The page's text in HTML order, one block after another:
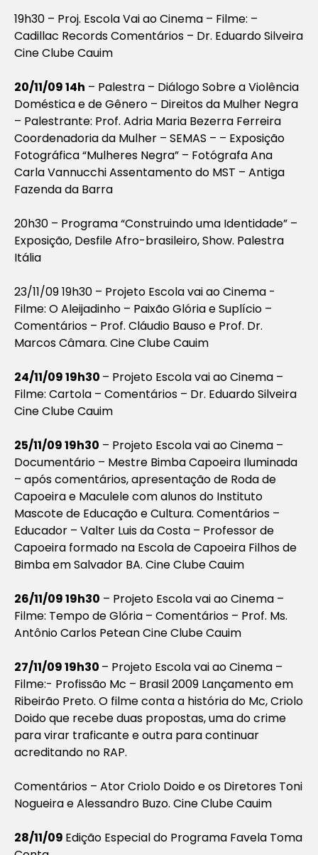
19h30 – Proj. Escola Vai ao Cinema – Filme: –
Cadillac Records Comentários – Dr. Eduardo Silveira
Cine Clube Cauim
20/11/09 14h – Palestra – Diálogo Sobre a Violência
Doméstica e de Gênero – Direitos da Mulher Negra
– Palestrante: Prof. Adria Maria Bezerra Ferreira
Coordenadoria da Mulher – SEMAS – – Exposição
Fotográfica “Mulheres Negra” – Fotógrafa Ana
Carla Vannucchi Assentamento do MST – Antiga
Fazenda da Barra
20h30 – Programa “Construindo uma Identidade” –
Exposição, Desfile Afro-brasileiro, Show. Palestra
Itália
23/11/09 19h30 – Projeto Escola vai ao Cinema -
Filme: O Aleijadinho – Paixão Glória e Suplício –
Comentários – Prof. Cláudio Bauso e Prof. Dr.
Marcos Câmara. Cine Clube Cauim
24/11/09 19h30 – Projeto Escola vai ao Cinema –
Filme: Cartola – Comentários – Dr. Eduardo Silveira
Cine Clube Cauim
25/11/09 19h30 – Projeto Escola vai ao Cinema –
Documentário – Mestre Bimba Capoeira Iluminada
– após comentários, apresentação de Roda de
Capoeira e Maculele com alunos do Instituto
Mascote de Educação e Cultura. Comentários –
Educador – Valter Luis da Costa – Professor de
Capoeira formado na Escola de Capoeira Filhos de
Bimba em Salvador BA. Cine Clube Cauim
26/11/09 19h30 – Projeto Escola vai ao Cinema –
Filme: Tempo de Glória – Comentários – Prof. Ms.
Antônio Carlos Petean Cine Clube Cauim
27/11/09 19h30 – Projeto Escola vai ao Cinema –
Filme:- Profissão Mc – Brasil 2009 Lançamento em
Ribeirão Preto. O filme conta a história do Mc, Criolo
Doido que recebe duas propostas, uma do crime
para virar traficante e outra para continuar
acreditando no RAP.
Comentários – Ator Criolo Doido e os Diretores Toni
Nogueira e Alessandro Buzo. Cine Clube Cauim
28/11/09 Edição Especial do Programa Favela Toma